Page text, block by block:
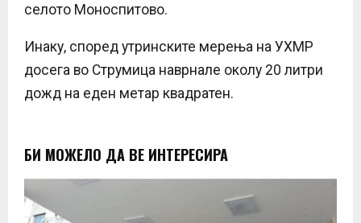
селото Моноспитово.
Инаку, според утринските мерења на УХМР
досега во Струмица наврнале околу 20 литри
дожд на еден метар квадратен.
БИ МОЖЕЛО ДА ВЕ ИНТЕРЕСИРА